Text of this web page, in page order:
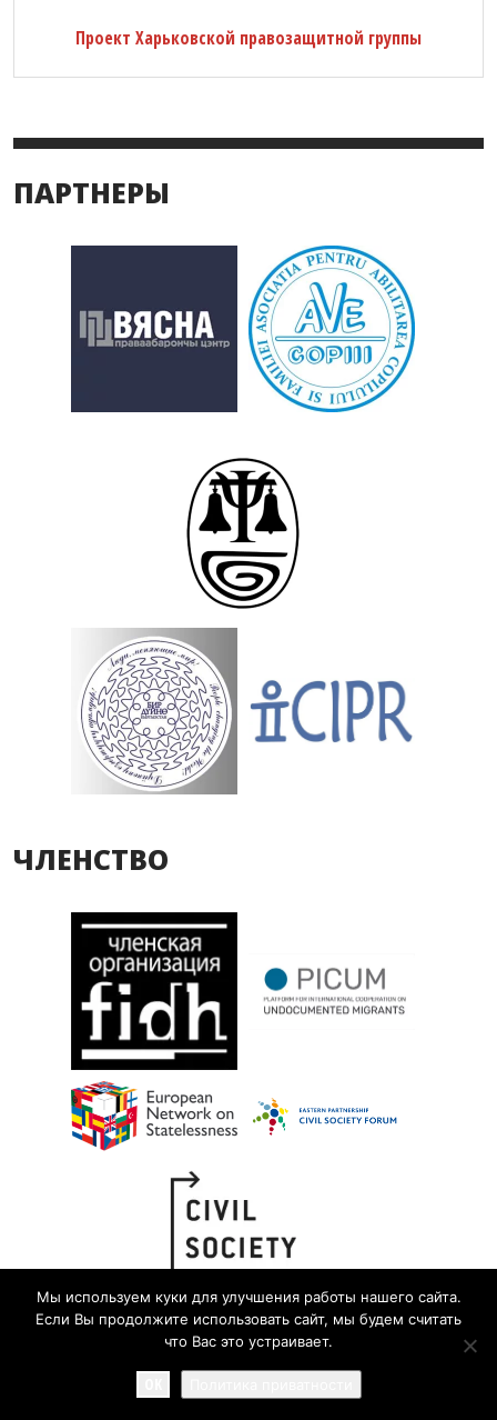
Проект Харьковской правозащитной группы
ПАРТНЕРЫ
ЧЛЕНСТВО
Мы используем куки для улучшения работы нашего сайта.
Если Вы продолжите использовать сайт, мы будем считать
что Вас это устраивает.